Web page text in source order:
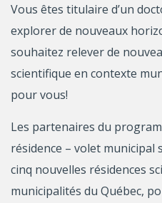
Vous êtes titulaire d’un
explorer de nouveaux
souhaitez relever de
scientifique en contexte
pour vous!
Les partenaires du
résidence – volet
cinq nouvelles résidences
municipalités du Québec,